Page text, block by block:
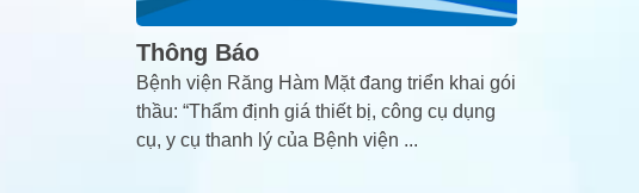
Thông Báo
Bệnh viện Răng Hàm Mặt đang triển khai gói
thầu: “Thẩm định giá thiết bị, công cụ dụng
cụ, y cụ thanh lý của Bệnh viện ...